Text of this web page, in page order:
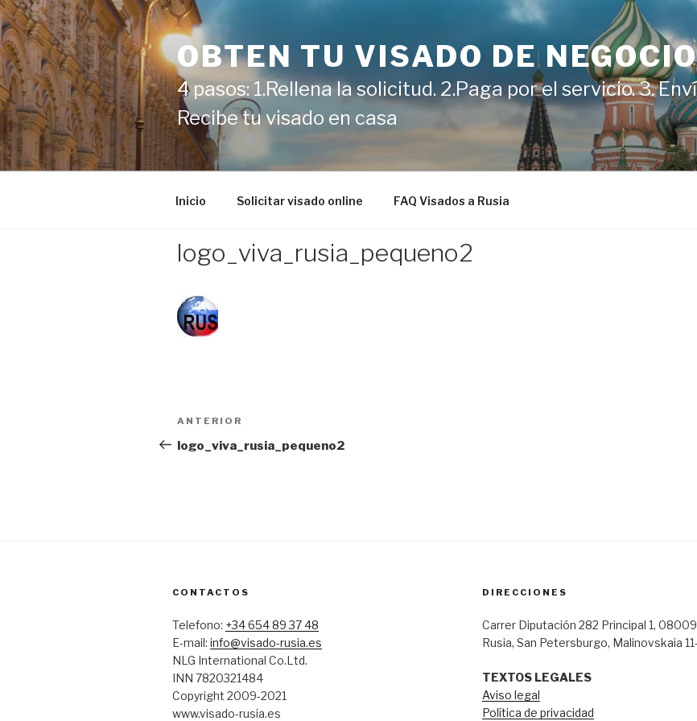
Ir
al
contenido
OBTEN TU VISADO DE
4 pasos: 1.Rellena la solicitud. 2.Paga por el servicio. 3.
Recibe tu visado en casa
Inicio Solicitar visado online FAQ Visados a Rusia
logo_viva_rusia_pequeno2
Navegación
de
Entrada
anterior:
ANTERIOR
logo_viva_rusia_pequeno2
CONTACTOS
Telefono: +34 654 89 37 48
E-mail: info@visado-rusia.es
NLG International Co.Ltd.
INN 7820321484
Copyright 2009-2021
www.visado-rusia.es
DIRECCIONES
Carrer Diputación 282 Principal 1,
Rusia, San Petersburgo, Malinovskaia
TEXTOS LEGALES
Aviso legal
Política de privacidad